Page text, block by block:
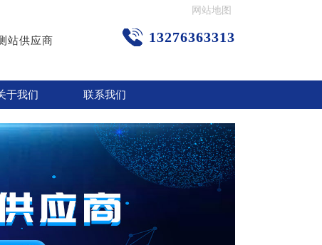
网站地图
站供应商
13276363313
于我们 联系我们